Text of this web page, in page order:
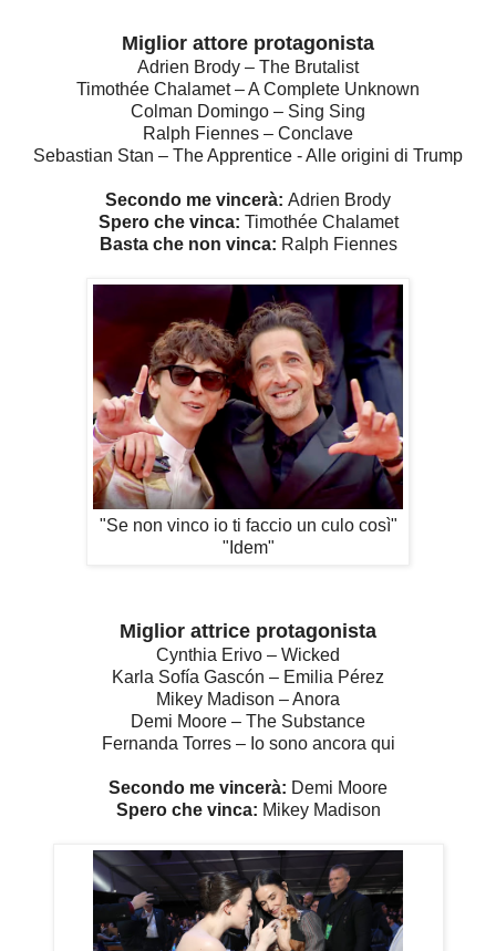
Miglior attore protagonista
Adrien Brody – The Brutalist
Timothée Chalamet – A Complete Unknown
Colman Domingo – Sing Sing
Ralph Fiennes – Conclave
Sebastian Stan – The Apprentice - Alle origini di Trump
Secondo me vincerà: Adrien Brody
Spero che vinca: Timothée Chalamet
Basta che non vinca: Ralph Fiennes
"Se non vinco io ti faccio un culo così"
"Idem"
Miglior attrice protagonista
Cynthia Erivo – Wicked
Karla Sofía Gascón – Emilia Pérez
Mikey Madison – Anora
Demi Moore – The Substance
Fernanda Torres – Io sono ancora qui
Secondo me vincerà: Demi Moore
Spero che vinca: Mikey Madison